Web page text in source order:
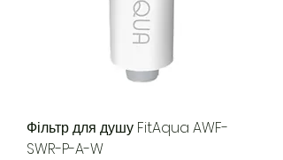
Фільтр для душу FitAqua AWF-
SWR-P-A-W